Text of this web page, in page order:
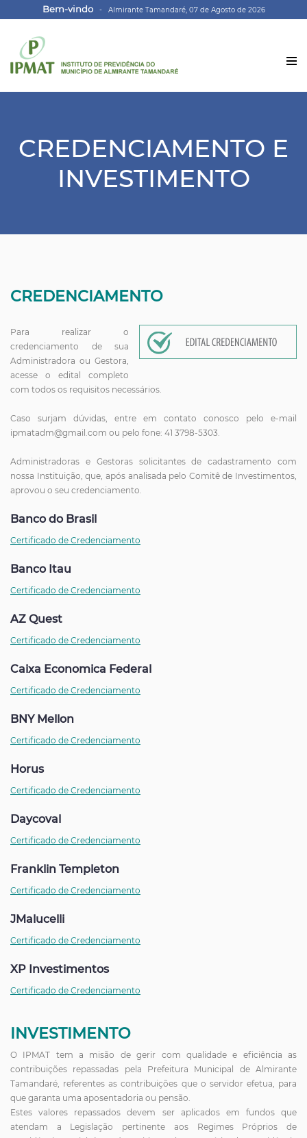
Bem-vindo- Almirante Tamandaré, 07 de Agosto de 2026
CREDENCIAMENTO E
INVESTIMENTO
CREDENCIAMENTO
Para realizar o
credenciamento de sua
Administradora ou Gestora,
acesse o edital completo
com todos os requisitos necessários.
Caso surjam dúvidas, entre em contato conosco pelo e-mail
ipmatadm@gmail.com ou pelo fone: 41 3798-5303.
Administradoras e Gestoras solicitantes de cadastramento com
nossa Instituição, que, após analisada pelo Comitê de Investimentos,
aprovou o seu credenciamento.
Banco do Brasil
Certificado de Credenciamento
Banco Itau
Certificado de Credenciamento
AZ Quest
Certificado de Credenciamento
Caixa Economica Federal
Certificado de Credenciamento
BNY Mellon
Certificado de Credenciamento
Horus
Certificado de Credenciamento
Daycoval
Certificado de Credenciamento
Franklin Templeton
Certificado de Credenciamento
JMalucelli
Certificado de Credenciamento
XP Investimentos
Certificado de Credenciamento
INVESTIMENTO
O IPMAT tem a misão de gerir com qualidade e eficiência as
contribuições repassadas pela Prefeitura Municipal de Almirante
Tamandaré, referentes as contribuições que o servidor efetua, para
que garanta uma aposentadoria ou pensão.
Estes valores repassados devem ser aplicados em fundos que
atendam a Legislação pertinente aos Regimes Próprios de